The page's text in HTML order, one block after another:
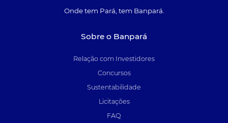
Onde tem Pará, tem Banpará.
Sobre o Banpará
Relação com Investidores
Concursos
Sustentabilidade
Licitações
FAQ